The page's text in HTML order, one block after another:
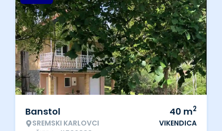
Banstol
SREMSKI KARLOVCI
40 m2
VIKENDICA